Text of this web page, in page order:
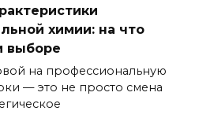
химии: на что
выборе
на профессиональную
— это не просто смена